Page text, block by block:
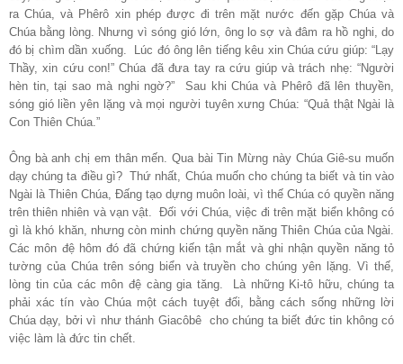
ra Chúa, và Phêrô xin phép được đi trên mặt nước đến gặp Chúa và
Chúa bằng lòng. Nhưng vì sóng gió lớn, ông lo sợ và đâm ra hồ nghi, do
đó bị chìm dần xuống. Lúc đó ông lên tiếng kêu xin Chúa cứu giúp: “Lạy
Thầy, xin cứu con!” Chúa đã đưa tay ra cứu giúp và trách nhẹ: “Người
hèn tin, tại sao mà nghi ngờ?” Sau khi Chúa và Phêrô đã lên thuyền,
sóng gió liền yên lặng và mọi người tuyên xưng Chúa: “Quả thật Ngài là
Con Thiên Chúa.”
Ông bà anh chị em thân mến. Qua bài Tin Mừng này Chúa Giê-su muốn
dạy chúng ta điều gì? Thứ nhất, Chúa muốn cho chúng ta biết và tin vào
Ngài là Thiên Chúa, Đấng tạo dựng muôn loài, vì thế Chúa có quyền năng
trên thiên nhiên và vạn vật. Đối với Chúa, việc đi trên mặt biển không có
gì là khó khăn, nhưng còn minh chứng quyền năng Thiên Chúa của Ngài.
Các môn đệ hôm đó đã chứng kiến tận mắt và ghi nhận quyền năng tỏ
tường của Chúa trên sóng biển và truyền cho chúng yên lặng. Vì thế,
lòng tin của các môn đệ càng gia tăng. Là những Ki-tô hữu, chúng ta
phải xác tín vào Chúa một cách tuyệt đối, bằng cách sống những lời
Chúa dạy, bởi vì như thánh Giacôbê cho chúng ta biết đức tin không có
việc làm là đức tin chết.